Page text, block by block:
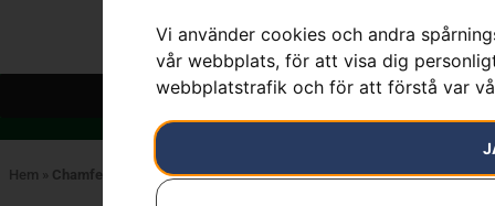
Vi använder cookies och andra
vår webbplats, för att visa dig
webbplatstrafik och för att förstå var
Hem » Chamfer chisel